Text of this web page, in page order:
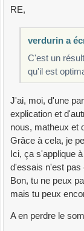
RE,
verdurin a
C'est un
qu'il est
J'ai, moi, d'une
explication et
nous, matheux et
Grâce à cela, je
Ici, ça s'applique
d'essais n'est pas
Bon, tu ne peux
mais tu peux
A en perdre le